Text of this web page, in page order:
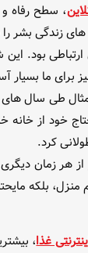
، سطح رفاه
های زندگی بشر
بود. این
برای ما بسیار
طی سال
خود از خانه
کرد.
از هر زمان
بلکه
غذا،